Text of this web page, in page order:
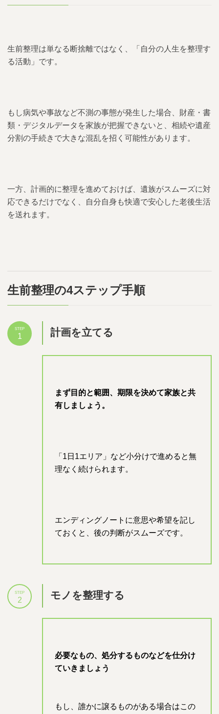
生前整理は単なる断捨離ではなく、「自分の人生を整理す
る活動」です。
もし病気や事故など不測の事態が発生した場合、財産・書
類・デジタルデータを家族が把握できないと、相続や遺産
分割の手続きで大きな混乱を招く可能性があります。
一方、計画的に整理を進めておけば、遺族がスムーズに対
応できるだけでなく、自分自身も快適で安心した老後生活
を送れます。
生前整理の4ステップ手順
計画を立てる
まず目的と範囲、期限を決めて家族と共
有しましょう。
「1日1エリア」など小分けで進めると無
理なく続けられます。
エンディングノートに意思や希望を記し
ておくと、後の判断がスムーズです。
STEP
1
モノを整理する
必要なもの、処分するものなどを仕分け
ていきましょう
もし、誰かに譲るものがある場合はこの
STEP
2